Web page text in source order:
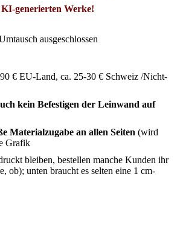
generierten Werke!
ausgeschlossen
€ EU-Land, ca. 25-30 € Schweiz /Nicht-
kein Befestigen der Leinwand auf
Materialzugabe an allen Seiten (wird
Grafik
bleiben, bestellen manche Kunden ihr
ob); unten braucht es selten eine 1 cm-